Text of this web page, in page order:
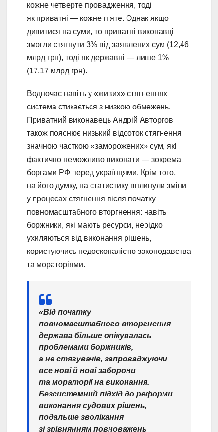
кожне четверте провадження, тоді
як приватні — кожне п’яте. Однак якщо
дивитися на суми, то приватні виконавці
змогли стягнути 3% від заявлених сум (12,46
млрд грн), тоді як державні — лише 1%
(17,17 млрд грн).
Водночас навіть у «живих» стягненнях
система стикається з низкою обмежень.
Приватний виконавець Андрій Авторгов
також пояснює низький відсоток стягнення
значною часткою «заморожених» сум, які
фактично неможливо виконати — зокрема,
боргами РФ перед українцями. Крім того,
на його думку, на статистику вплинули зміни
у процесах стягнення після початку
повномасштабного вторгнення: навіть
боржники, які мають ресурси, нерідко
ухиляються від виконання рішень,
користуючись недосконалістю законодавства
та мораторіями.
«Від початку
повномасштабного вторгнення
держава більше опікувалась
проблемами боржників,
а не стягувачів, запроваджуючи
все нові й нові заборони
та мораторії на виконання.
Безсистемний підхід до реформи
виконання судових рішень,
подальше зволікання
зі зрівнянням повноважень